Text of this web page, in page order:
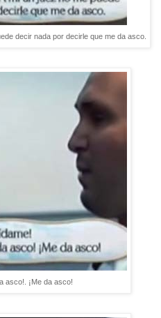
decir nada por decirle que me da asco.
asco!. ¡Me da asco!